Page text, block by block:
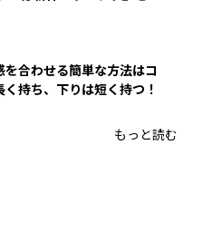
を合わせる簡単な方法はコ
持ち、下りは短く持つ！
もっと読む